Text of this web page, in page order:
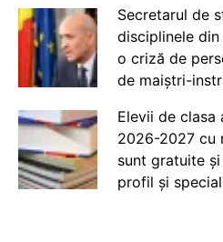
Secretarul de
disciplinele
o criză de
de maiștri-
Elevii de clasa
2026-2027 cu
sunt gratuite
profil și